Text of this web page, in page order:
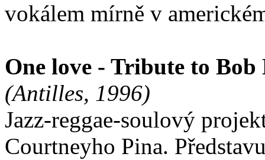
vokálem mírně v
One love - Tribute to
(Antilles, 1996)
Jazz-reggae-soulový
Courtneyho Pina.